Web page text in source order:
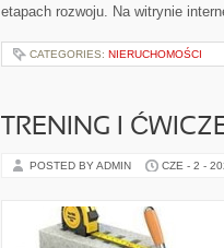
etapach rozwoju. Na witrynie
CATEGORIES: NIERUCHOMOŚCI
TRENING I
POSTED BY ADMIN CZE - 2 -